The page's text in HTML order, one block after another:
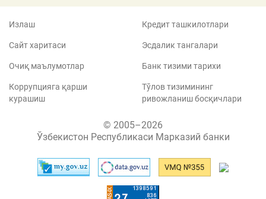
Излаш
Сайт харитаси
Очиқ маълумотлар
Коррупцияга қарши
курашиш
Кредит ташкилотлари
Эсдалик тангалари
Банк тизими тарихи
Тўлов тизимининг
ривожланиш босқичлари
© 2005–2026
Ўзбекистон Республикаси Марказий банки